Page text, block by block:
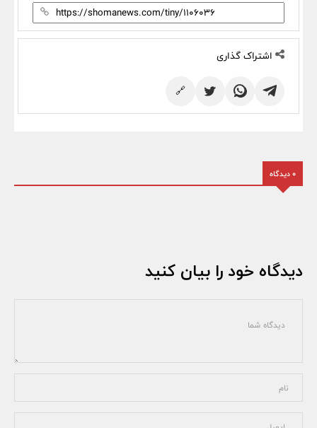
اشتراک گذاری
🔗
0 دیدگاه
دیدگاه خود را بیان کنید